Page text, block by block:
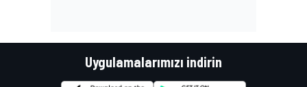
Uygulamalarımızı indirin